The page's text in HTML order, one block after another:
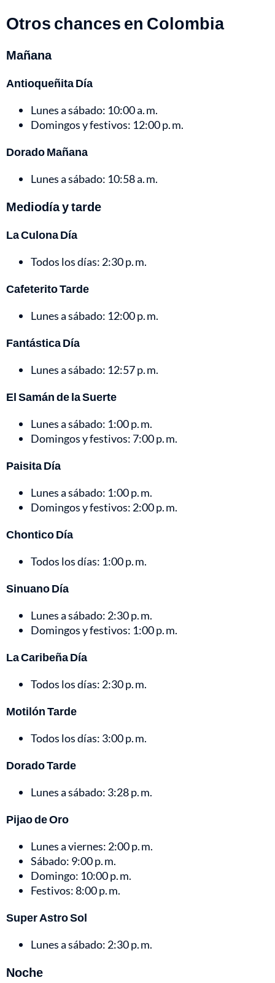
Otros chances en Colombia
Mañana
Antioqueñita Día
Lunes a sábado: 10:00 a. m.
Domingos y festivos: 12:00 p. m.
Dorado Mañana
Lunes a sábado: 10:58 a. m.
Mediodía y tarde
La Culona Día
Todos los días: 2:30 p. m.
Cafeterito Tarde
Lunes a sábado: 12:00 p. m.
Fantástica Día
Lunes a sábado: 12:57 p. m.
El Samán de la Suerte
Lunes a sábado: 1:00 p. m.
Domingos y festivos: 7:00 p. m.
Paisita Día
Lunes a sábado: 1:00 p. m.
Domingos y festivos: 2:00 p. m.
Chontico Día
Todos los días: 1:00 p. m.
Sinuano Día
Lunes a sábado: 2:30 p. m.
Domingos y festivos: 1:00 p. m.
La Caribeña Día
Todos los días: 2:30 p. m.
Motilón Tarde
Todos los días: 3:00 p. m.
Dorado Tarde
Lunes a sábado: 3:28 p. m.
Pijao de Oro
Lunes a viernes: 2:00 p. m.
Sábado: 9:00 p. m.
Domingo: 10:00 p. m.
Festivos: 8:00 p. m.
Super Astro Sol
Lunes a sábado: 2:30 p. m.
Noche